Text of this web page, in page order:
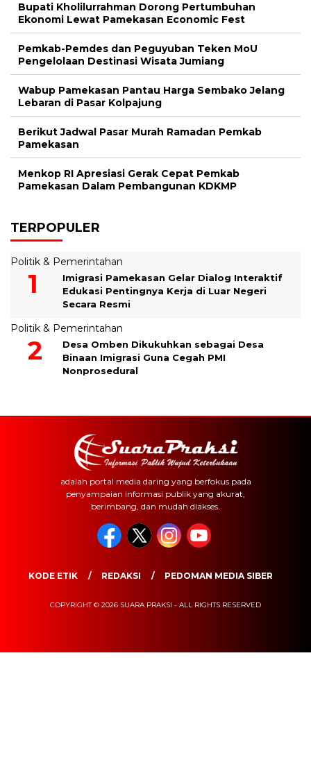
Bupati Kholilurrahman Dorong Pertumbuhan
Ekonomi Lewat Pamekasan Economic Fest
Pemkab-Pemdes dan Peguyuban Teken MoU
Pengelolaan Destinasi Wisata Jumiang
Wabup Pamekasan Pantau Harga Sembako Jelang
Lebaran di Pasar Kolpajung
Berikut Jadwal Pasar Murah Ramadan Pemkab
Pamekasan
Menkop RI Apresiasi Gerak Cepat Pemkab
Pamekasan Dalam Pembangunan KDKMP
TERPOPULER
Politik & Pemerintahan
Imigrasi Pamekasan Gelar Dialog Interaktif
Edukasi Pentingnya Kerja di Luar Negeri
Secara Resmi
Politik & Pemerintahan
Desa Omben Dikukuhkan sebagai Desa
Binaan Imigrasi Guna Cegah PMI
Nonprosedural
adalah portal media daring yang berfokus pada
penyampaian informasi publik yang akurat,
berimbang, dan mudah diakses.
KODE ETIK REDAKSI PEDOMAN MEDIA SIBER
COPYRIGHT © 2026 SUARA PRAKSI - ALL RIGHTS RESERVED